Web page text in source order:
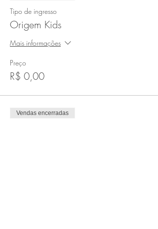
Tipo de ingresso
Origem Kids
Mais informações
Preço
R$ 0,00
Vendas encerradas